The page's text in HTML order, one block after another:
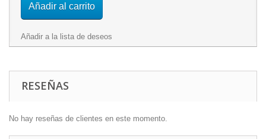
Añadir al carrito
Añadir a la lista de deseos
RESEÑAS
No hay reseñas de clientes en este momento.